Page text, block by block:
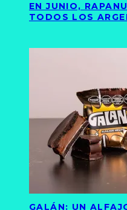
EN JUNIO,
TODOS LOS
GALÁN: UN